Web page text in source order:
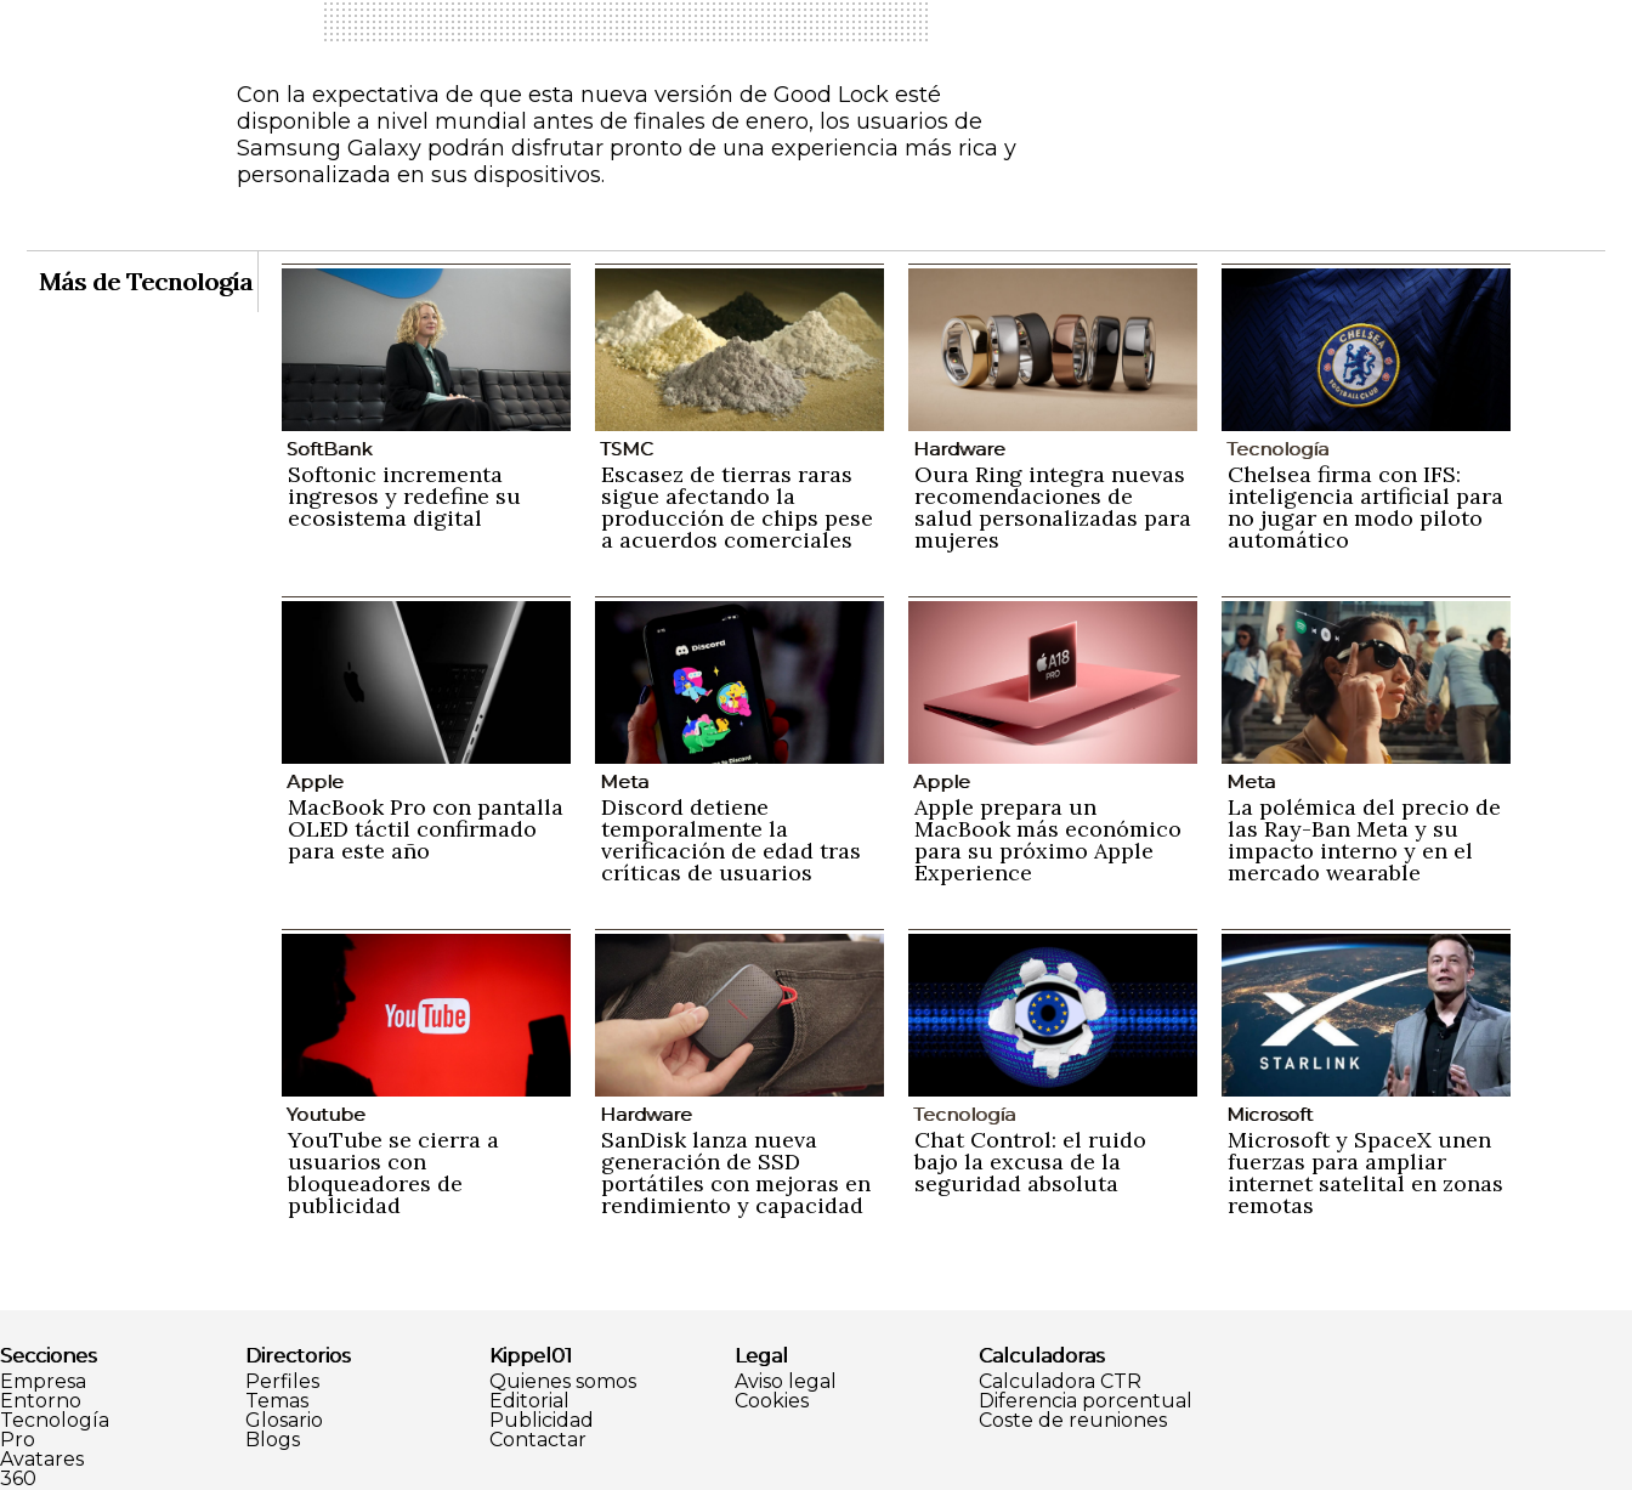
Con la expectativa de que esta nueva versión de Good Lock esté
disponible a nivel mundial antes de finales de enero, los usuarios de
Samsung Galaxy podrán disfrutar pronto de una experiencia más rica y
personalizada en sus dispositivos.
Más de Tecnología
SoftBank
Softonic incrementa
ingresos y redefine su
ecosistema digital
TSMC
Escasez de tierras raras
sigue afectando la
producción de chips pese
a acuerdos comerciales
Hardware
Oura Ring integra nuevas
recomendaciones de
salud personalizadas para
mujeres
Tecnología
Chelsea firma con IFS:
inteligencia artificial para
no jugar en modo piloto
automático
Apple
MacBook Pro con pantalla
OLED táctil confirmado
para este año
Meta
Discord detiene
temporalmente la
verificación de edad tras
críticas de usuarios
Apple
Apple prepara un
MacBook más económico
para su próximo Apple
Experience
Meta
La polémica del precio de
las Ray-Ban Meta y su
impacto interno y en el
mercado wearable
Youtube
YouTube se cierra a
usuarios con
bloqueadores de
publicidad
Hardware
SanDisk lanza nueva
generación de SSD
portátiles con mejoras en
rendimiento y capacidad
Tecnología
Chat Control: el ruido
bajo la excusa de la
seguridad absoluta
Microsoft
Microsoft y SpaceX unen
fuerzas para ampliar
internet satelital en zonas
remotas
Secciones
Empresa
Entorno
Tecnología
Pro
Avatares
360
Directorios
Perfiles
Temas
Glosario
Blogs
Kippel01
Quienes somos
Editorial
Publicidad
Contactar
Legal
Aviso legal
Cookies
Calculadoras
Calculadora CTR
Diferencia porcentual
Coste de reuniones